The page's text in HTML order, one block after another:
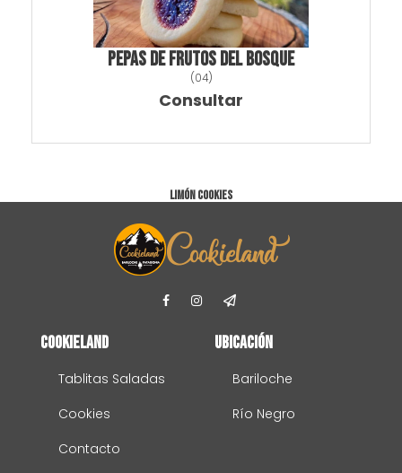
PEPAS DE FRUTOS DEL BOSQUE
(04)
Consultar
LimónCOOKIES
Cookieland
Tablitas Saladas
Cookies
Contacto
Ubicación
Bariloche
Río Negro